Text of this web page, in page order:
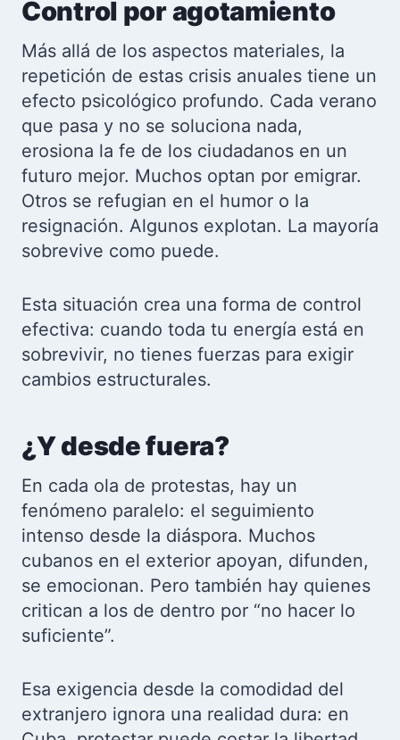
Control por agotamiento
Más allá de los aspectos materiales, la
repetición de estas crisis anuales tiene un
efecto psicológico profundo. Cada verano
que pasa y no se soluciona nada,
erosiona la fe de los ciudadanos en un
futuro mejor. Muchos optan por emigrar.
Otros se refugian en el humor o la
resignación. Algunos explotan. La mayoría
sobrevive como puede.
Esta situación crea una forma de control
efectiva: cuando toda tu energía está en
sobrevivir, no tienes fuerzas para exigir
cambios estructurales.
¿Y desde fuera?
En cada ola de protestas, hay un
fenómeno paralelo: el seguimiento
intenso desde la diáspora. Muchos
cubanos en el exterior apoyan, difunden,
se emocionan. Pero también hay quienes
critican a los de dentro por “no hacer lo
suficiente”.
Esa exigencia desde la comodidad del
extranjero ignora una realidad dura: en